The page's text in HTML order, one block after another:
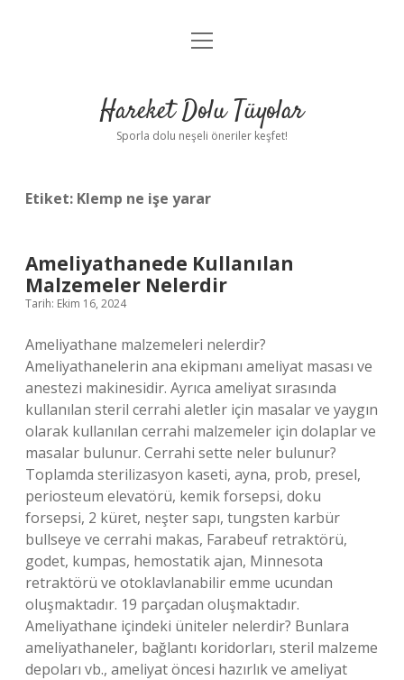
Anasayfa
Yasal Uyarı
menüyü
Hareket Dolu Tüyolar
Sporla dolu neşeli öneriler keşfet!
Etiket: Klemp ne işe yarar
Ameliyathanede Kullanılan
Malzemeler Nelerdir
Tarih: Ekim 16, 2024
Ameliyathane malzemeleri nelerdir?
Ameliyathanelerin ana ekipmanı ameliyat masası ve
anestezi makinesidir. Ayrıca ameliyat sırasında
kullanılan steril cerrahi aletler için masalar ve yaygın
olarak kullanılan cerrahi malzemeler için dolaplar ve
masalar bulunur. Cerrahi sette neler bulunur?
Toplamda sterilizasyon kaseti, ayna, prob, presel,
periosteum elevatörü, kemik forsepsi, doku
forsepsi, 2 küret, neşter sapı, tungsten karbür
bullseye ve cerrahi makas, Farabeuf retraktörü,
godet, kumpas, hemostatik ajan, Minnesota
retraktörü ve otoklavlanabilir emme ucundan
oluşmaktadır. 19 parçadan oluşmaktadır.
Ameliyathane içindeki üniteler nelerdir? Bunlara
ameliyathaneler, bağlantı koridorları, steril malzeme
depoları vb., ameliyat öncesi hazırlık ve ameliyat